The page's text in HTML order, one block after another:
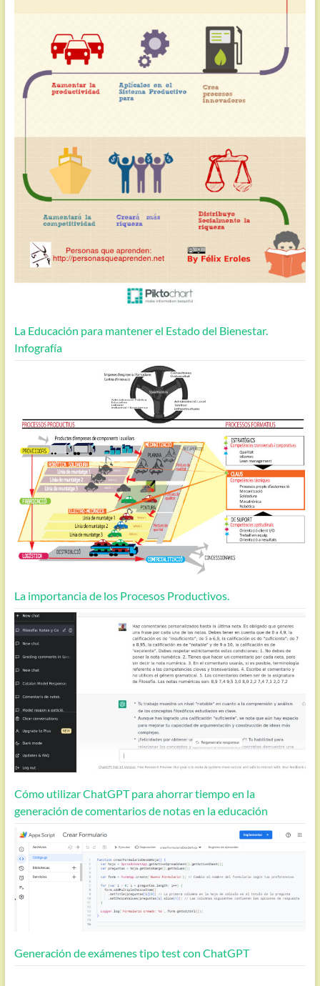
La Educación para mantener el Estado del Bienestar.
Infografía
La importancia de los Procesos Productivos.
Cómo utilizar ChatGPT para ahorrar tiempo en la
generación de comentarios de notas en la educación
Generación de exámenes tipo test con ChatGPT